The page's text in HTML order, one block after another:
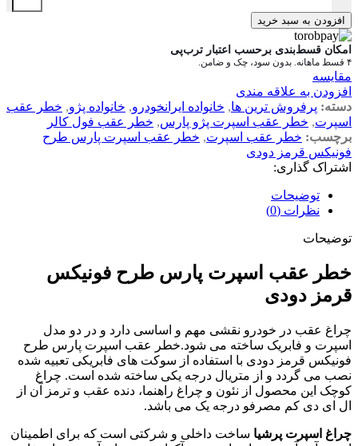
افزودن به سبد خرید
امکان قسط‌بندی برحسب اعتبار ترب‌پی
۴ قسط ماهانه. بدون سود، چک و ضامن.
مقایسه
افزودن به علاقه مندی
دسته: پرفروش ترین ها, خانواده ایرانخودرو, خانواده پژو, خطر عقب
اسپرت, خطر عقب اسپرت پژو پارس, خطر عقب فول کالر
برچسب: خطر عقب اسپرت, خطر عقب اسپرت پارس طرح
فونیکس قرمز دودی
اشتراک گذاری:
توضیحات
نظرات (0)
توضیحات
خطر عقب اسپرت پارس طرح فونیکس
قرمز دودی
چراغ عقب در خودرو نقشی مهم و اساسی دارد و در دو مدل
اسپرت و فابریک ساخته می شود.خطر عقب اسپرت پارس طرح
فونیکس قرمز دودی با استفاده از سوکت های فابریکی تعبیه شده
نصب می گردد و از متریال درجه یکی ساخته شده است. چراغ
کوچک این محصول از نئون و چراغ راهنما، دنده عقب و ترمز آن از
ال ای دی کم مصرفو درجه یک می باشد.
چراغ اسپرت پرشیا ساخت داخلی و شرکتی است که برای اطمینان